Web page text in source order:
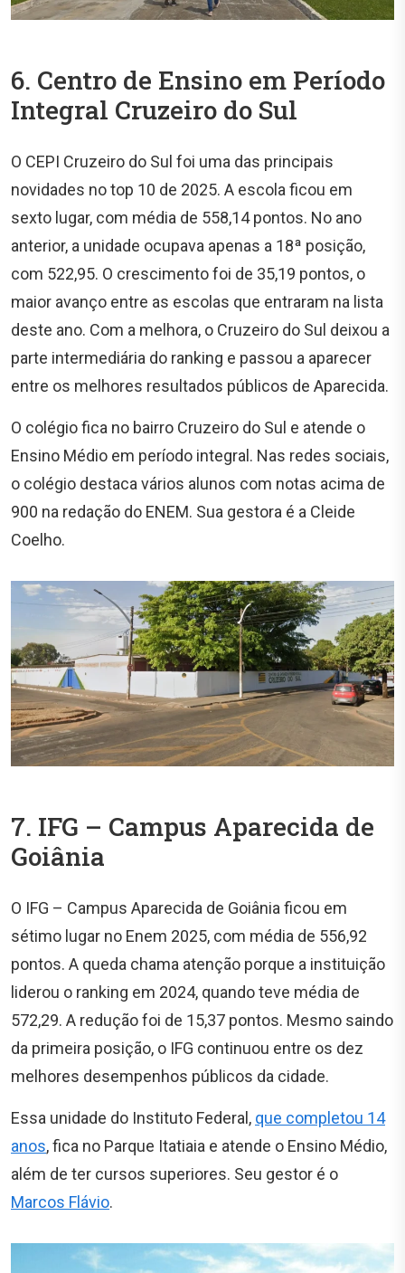
6. Centro de Ensino em Período
Integral Cruzeiro do Sul
O CEPI Cruzeiro do Sul foi uma das principais
novidades no top 10 de 2025. A escola ficou em
sexto lugar, com média de 558,14 pontos. No ano
anterior, a unidade ocupava apenas a 18ª posição,
com 522,95. O crescimento foi de 35,19 pontos, o
maior avanço entre as escolas que entraram na lista
deste ano. Com a melhora, o Cruzeiro do Sul deixou a
parte intermediária do ranking e passou a aparecer
entre os melhores resultados públicos de Aparecida.
O colégio fica no bairro Cruzeiro do Sul e atende o
Ensino Médio em período integral. Nas redes sociais,
o colégio destaca vários alunos com notas acima de
900 na redação do ENEM. Sua gestora é a Cleide
Coelho.
7. IFG – Campus Aparecida de
Goiânia
O IFG – Campus Aparecida de Goiânia ficou em
sétimo lugar no Enem 2025, com média de 556,92
pontos. A queda chama atenção porque a instituição
liderou o ranking em 2024, quando teve média de
572,29. A redução foi de 15,37 pontos. Mesmo saindo
da primeira posição, o IFG continuou entre os dez
melhores desempenhos públicos da cidade.
Essa unidade do Instituto Federal, que completou 14
anos, fica no Parque Itatiaia e atende o Ensino Médio,
além de ter cursos superiores. Seu gestor é o
Marcos Flávio.